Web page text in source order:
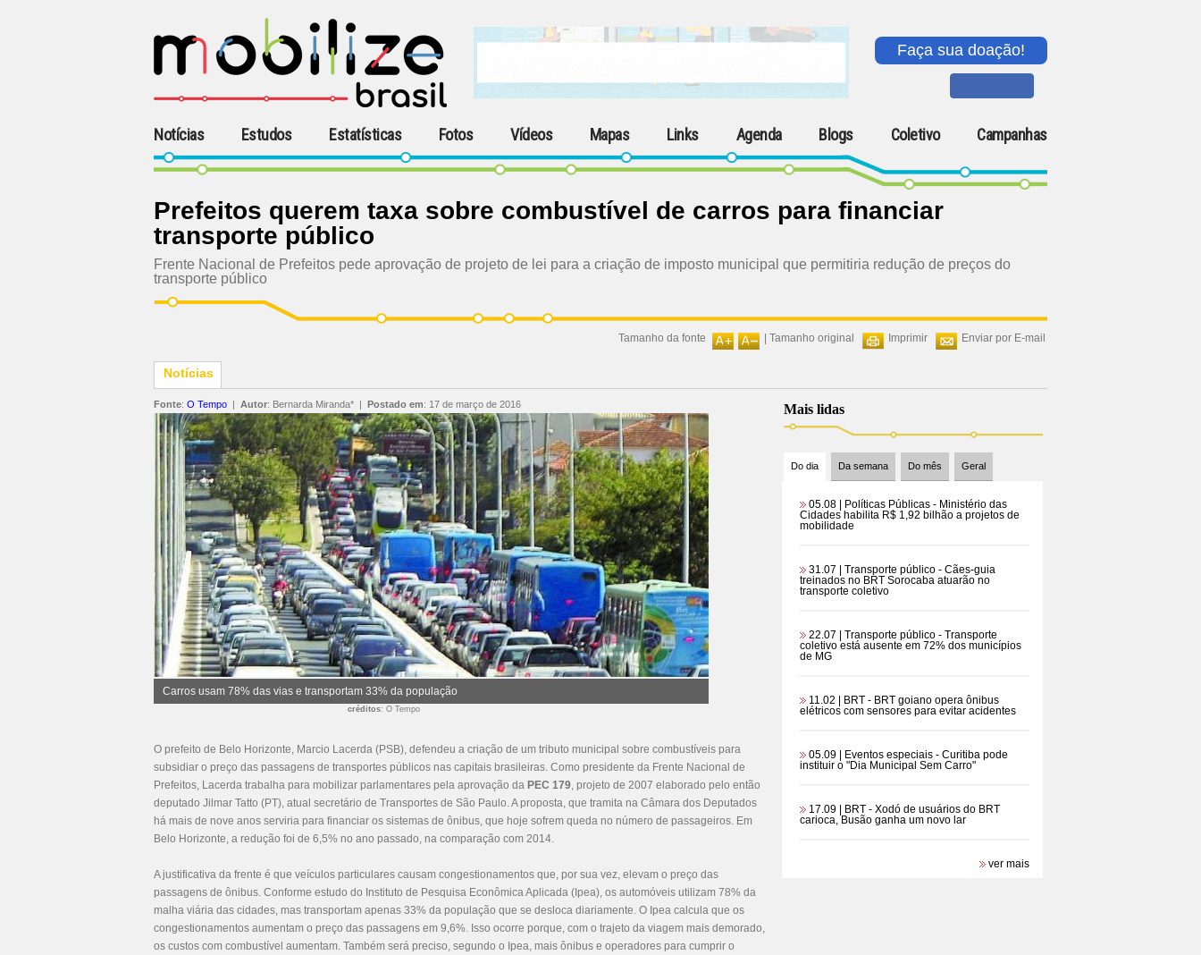
Faça sua doação!
Notícias Estudos Estatísticas Fotos Vídeos Mapas Links Agenda Blogs Coletivo Campanhas
Prefeitos querem taxa sobre combustível de carros para financiar
transporte público
Frente Nacional de Prefeitos pede aprovação de projeto de lei para a criação de imposto municipal que permitiria redução de preços do
transporte público
Enviar por E-mail
Imprimir
Tamanho da fonte Tamanho original
Notícias
Fonte: O Tempo | Autor: Bernarda Miranda* | Postado em: 17 de março de 2016
Carros usam 78% das vias e transportam 33% da população
créditos: O Tempo
O prefeito de Belo Horizonte, Marcio Lacerda (PSB), defendeu a criação de um tributo municipal sobre combustíveis para
subsidiar o preço das passagens de transportes públicos nas capitais brasileiras. Como presidente da Frente Nacional de
Prefeitos, Lacerda trabalha para mobilizar parlamentares pela aprovação da PEC 179, projeto de 2007 elaborado pelo então
deputado Jilmar Tatto (PT), atual secretário de Transportes de São Paulo. A proposta, que tramita na Câmara dos Deputados
há mais de nove anos serviria para financiar os sistemas de ônibus, que hoje sofrem queda no número de passageiros. Em
Belo Horizonte, a redução foi de 6,5% no ano passado, na comparação com 2014.
A justificativa da frente é que veículos particulares causam congestionamentos que, por sua vez, elevam o preço das
passagens de ônibus. Conforme estudo do Instituto de Pesquisa Econômica Aplicada (Ipea), os automóveis utilizam 78% da
malha viária das cidades, mas transportam apenas 33% da população que se desloca diariamente. O Ipea calcula que os
congestionamentos aumentam o preço das passagens em 9,6%. Isso ocorre porque, com o trajeto da viagem mais demorado,
os custos com combustível aumentam. Também será preciso, segundo o Ipea, mais ônibus e operadores para cumprir o
Mais lidas
Do dia Da semana Do mês Geral
05.08 | Políticas Públicas - Ministério das
Cidades habilita R$ 1,92 bilhão a projetos de
mobilidade
31.07 | Transporte público - Cães-guia
treinados no BRT Sorocaba atuarão no
transporte coletivo
22.07 | Transporte público - Transporte
coletivo está ausente em 72% dos municípios
de MG
11.02 | BRT - BRT goiano opera ônibus
elétricos com sensores para evitar acidentes
05.09 | Eventos especiais - Curitiba pode
instituir o "Dia Municipal Sem Carro"
17.09 | BRT - Xodó de usuários do BRT
carioca, Busão ganha um novo lar
ver mais